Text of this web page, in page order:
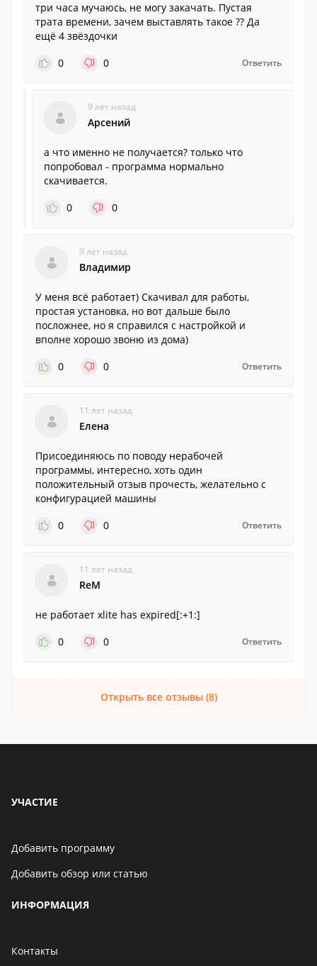
три часа мучаюсь, не могу закачать. Пустая
трата времени, зачем выставлять такое ?? Да
ещё 4 звёздочки
0
0 Ответить
9 лет назад
Арсений
а что именно не получается? только что
попробовал - программа нормально
скачивается.
0
0
9 лет назад
Владимир
У меня всё работает) Скачивал для работы,
простая установка, но вот дальше было
посложнее, но я справился с настройкой и
вполне хорошо звоню из дома)
0
0 Ответить
11 лет назад
Елена
Присоединяюсь по поводу нерабочей
программы, интересно, хоть один
положительный отзыв прочесть, желательно с
конфигурацией машины
0
0 Ответить
11 лет назад
ReM
не работает xlite has expired[:+1:]
0
0 Ответить
Открыть все отзывы (8)
УЧАСТИЕ
Добавить программу
Добавить обзор или статью
ИНФОРМАЦИЯ
Контакты